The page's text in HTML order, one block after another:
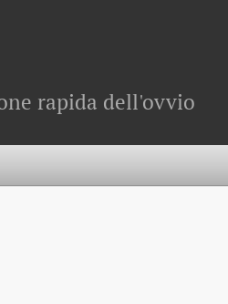
rapida dell'ovvio